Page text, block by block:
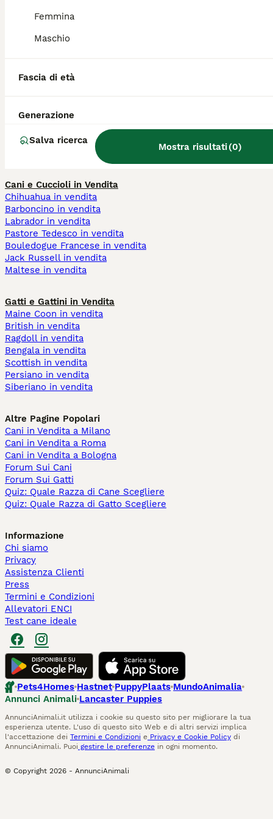
Femmina
Maschio
Fascia di età
Generazione
Salva ricerca
Mostra risultati(0)
Quanto costa un cucciolo di
Qual è il carattere del cane
Quanto vive un Papillon?
Cani e Cuccioli in Vendita
Chihuahua in vendita
Barboncino in vendita
Labrador in vendita
Pastore Tedesco in vendita
Bouledogue Francese in vendita
Jack Russell in vendita
Maltese in vendita
Gatti e Gattini in Vendita
Maine Coon in vendita
British in vendita
Ragdoll in vendita
Bengala in vendita
Scottish in vendita
Persiano in vendita
Siberiano in vendita
Altre Pagine Popolari
Cani in Vendita a Milano
Cani in Vendita a Roma
Cani in Vendita a Bologna
Forum Sui Cani
Forum Sui Gatti
Quiz: Quale Razza di Cane Scegliere
Quiz: Quale Razza di Gatto Scegliere
Informazione
Chi siamo
Privacy
Assistenza Clienti
Press
Termini e Condizioni
Allevatori ENCI
Test cane ideale
Pets4Homes Hastnet PuppyPlaats MundoAnimalia
Annunci Animali Lancaster Puppies
AnnunciAnimali.it utilizza i cookie su questo sito per migliorare la tua
esperienza utente. L'uso di questo sito Web e di altri servizi implica
l'accettazione dei Termini e Condizioni e Privacy e Cookie Policy di
AnnunciAnimali. Puoi gestire le preferenze in ogni momento.
© Copyright 2026 - AnnunciAnimali